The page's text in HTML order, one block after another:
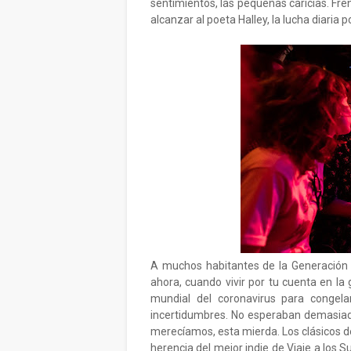
sentimientos, las pequeñas caricias.
alcanzar al poeta Halley, la lucha diaria
A muchos habitantes de la
ahora, cuando vivir por tu cuenta en
mundial del coronavirus para
incertidumbres. No esperaban
merecíamos, esta mierda. Los clásicos
herencia del mejor indie de Viaje a los